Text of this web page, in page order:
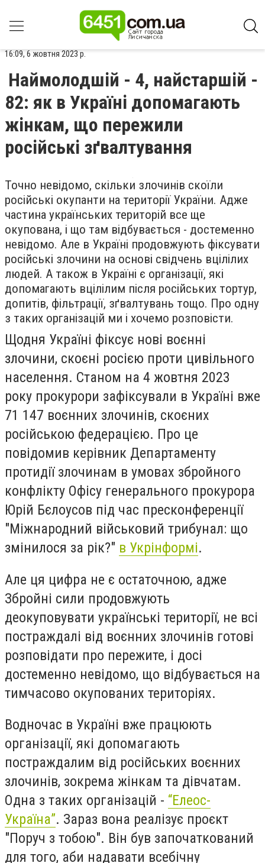
16:09, 6 жовтня 2023 р.
Наймолодшій - 4, найстаршій -
82: як в Україні допомагають
жінкам, що пережили
російські зґвалтування
Точно невідомо, скільки злочинів скоїли
російські окупанти на території України. Адже
частина українських територій все ще
окупована, і що там відбувається - достеменно
невідомо. Але в Україні продовжують фіксувати
російські злочини на основі свідчень вцілілих
людей. А також в Україні є організації, які
допомагають вцілілим після російських тортур,
допитів, фільтрації, зґвалтувань тощо. Про одну
з таких організацій ми і хочемо розповісти.
Щодня Україні фіксує нові воєнні
злочини, скоєні росією проти цивільного
населення. Станом на 4 жовтня 2023
року прокурори зафіксували в Україні вже
71 147 воєнних злочинів, скоєних
російською федерацією. Про це
повідомив керівник Департаменту
протидії злочинам в умовах збройного
конфлікту Офісу генерального прокурора
Юрій Бєлоусов під час пресконференції
"Міжнародний військовий трибунал: що
змінилося за рік?" в Укрінформі.
Але ця цифра не є остаточною, адже
Збройні сили продовжують
деокуповувати українські території, не всі
постраждалі від воєнних злочинів готові
розповідати про пережите, і досі
достеменно невідомо, що відбувається на
тимчасово окупованих територіях.
Водночас в Україні вже працюють
організації, які допомагають
постраждалим від російських воєнних
злочинів, зокрема жінкам та дівчатам.
Одна з таких організацій - “Елеос-
Україна”. Зараз вона реалізує проєкт
"Поруч з тобою". Він був започаткований
для того, аби надавати всебічну